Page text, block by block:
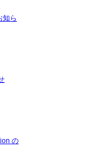
知ら
の